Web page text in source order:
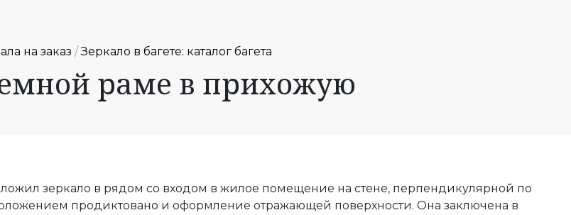
на заказ /Зеркало в багете: каталог багета
раме в прихожую
зеркало в рядом со входом в жилое помещение на стене, перпендикулярной по
продиктовано и оформление отражающей поверхности. Она заключена в